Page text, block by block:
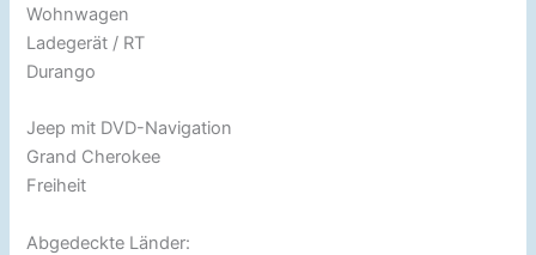
Wohnwagen
Ladegerät / RT
Durango
Jeep mit DVD-Navigation
Grand Cherokee
Freiheit
Abgedeckte Länder: